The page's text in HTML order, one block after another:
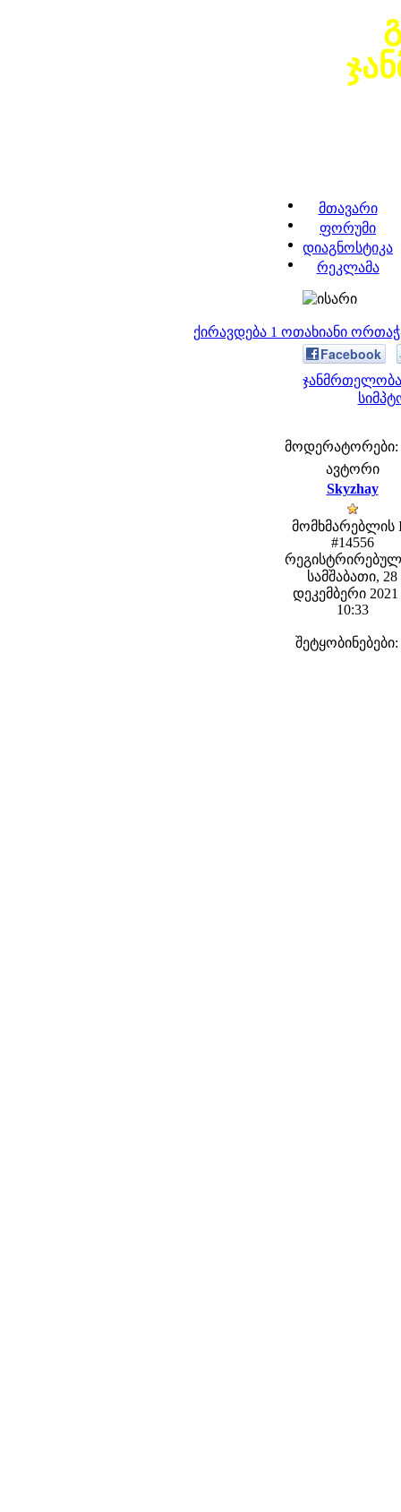
მთავარი
ფორუმი
დიაგნოსტიკა
რეკლამა
ქირავდება 1 ოთახიანი
Facebook
მოდერატორები:
ავტორი
Skyzhay
მომხმარებლის
#14556
სამშაბათი, 28
დეკემბერი 2021
10:33
შეტყობინებები: